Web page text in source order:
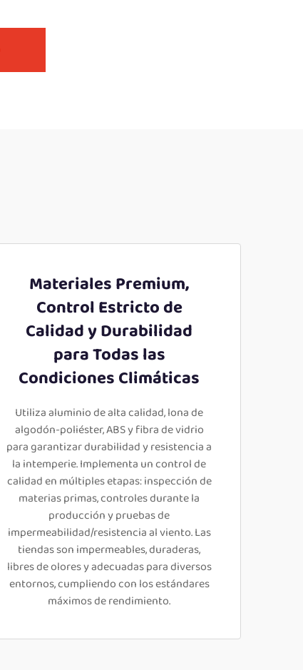
Materiales Premium,
Control Estricto de
Calidad y Durabilidad
para Todas las
Condiciones Climáticas
Utiliza aluminio de alta calidad, lona de
algodón-poliéster, ABS y fibra de vidrio
para garantizar durabilidad y resistencia a
la intemperie. Implementa un control de
calidad en múltiples etapas: inspección de
materias primas, controles durante la
producción y pruebas de
impermeabilidad/resistencia al viento. Las
tiendas son impermeables, duraderas,
libres de olores y adecuadas para diversos
entornos, cumpliendo con los estándares
máximos de rendimiento.